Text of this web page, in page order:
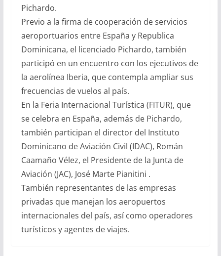
Pichardo.
Previo a la firma de cooperación de servicios
aeroportuarios entre España y Republica
Dominicana, el licenciado Pichardo, también
participó en un encuentro con los ejecutivos de
la aerolínea Iberia, que contempla ampliar sus
frecuencias de vuelos al país.
En la Feria Internacional Turística (FITUR), que
se celebra en España, además de Pichardo,
también participan el director del Instituto
Dominicano de Aviación Civil (IDAC), Román
Caamaño Vélez, el Presidente de la Junta de
Aviación (JAC), José Marte Pianitini .
También representantes de las empresas
privadas que manejan los aeropuertos
internacionales del país, así como operadores
turísticos y agentes de viajes.